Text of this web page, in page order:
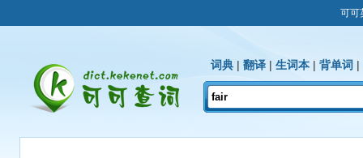
可可
词典 | 翻译 | 生词本 | 背单词 |